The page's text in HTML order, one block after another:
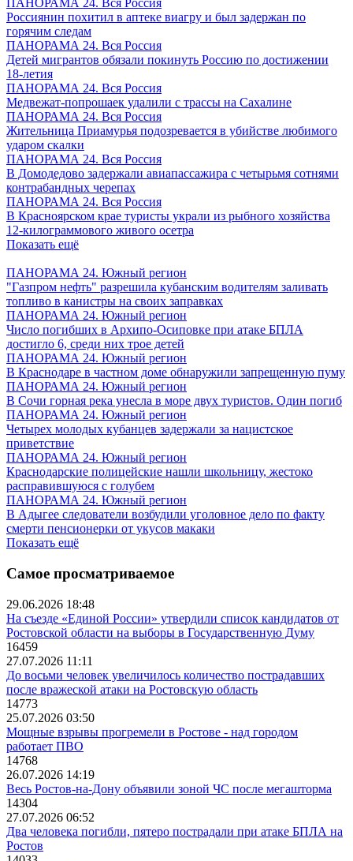
ПАНОРАМА 24. Вся Россия
Россиянин похитил в аптеке виагру и был задержан по
горячим следам
ПАНОРАМА 24. Вся Россия
Детей мигрантов обязали покинуть Россию по достижении
18-летия
ПАНОРАМА 24. Вся Россия
Медвежат-попрошаек удалили с трассы на Сахалине
ПАНОРАМА 24. Вся Россия
Жительница Приамурья подозревается в убийстве любимого
ударом скалки
ПАНОРАМА 24. Вся Россия
В Домодедово задержали авиапассажира с четырьмя сотнями
контрабандных черепах
ПАНОРАМА 24. Вся Россия
В Красноярском крае туристы украли из рыбного хозяйства
12-килограммового живого осетра
Показать ещё
ПАНОРАМА 24. Южный регион
"Газпром нефть" разрешила кубанским водителям заливать
топливо в канистры на своих заправках
ПАНОРАМА 24. Южный регион
Число погибших в Архипо-Осиповке при атаке БПЛА
достигло 6, среди них трое детей
ПАНОРАМА 24. Южный регион
В Краснодаре в частном доме обнаружили запрещенную пуму
ПАНОРАМА 24. Южный регион
В Сочи горная река унесла в море двух туристов. Один погиб
ПАНОРАМА 24. Южный регион
Четырех молодых кубанцев задержали за нацистское
приветствие
ПАНОРАМА 24. Южный регион
Краснодарские полицейские нашли школьницу, жестоко
расправившуюся с голубем
ПАНОРАМА 24. Южный регион
В Адыгее следователи возбудили уголовное дело по факту
смерти пенсионерки от укусов макаки
Показать ещё
Самое просматриваемое
29.06.2026 18:48
На съезде «Единой России» утвердили список кандидатов от
Ростовской области на выборы в Государственную Думу
16459
27.07.2026 11:11
До восьми человек увеличилось количество пострадавших
после вражеской атаки на Ростовскую область
14773
25.07.2026 03:50
Мощные взрывы прогремели в Ростове - над городом
работает ПВО
14768
26.07.2026 14:19
Весь Ростов-на-Дону объявили зоной ЧС после мегашторма
14304
27.07.2026 06:52
Два человека погибли, пятеро пострадали при атаке БПЛА на
Ростов